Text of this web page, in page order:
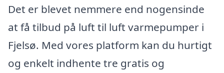
Det er blevet nemmere end nogensinde
at få tilbud på luft til luft varmepumper i
Fjelsø. Med vores platform kan du hurtigt
og enkelt indhente tre gratis og